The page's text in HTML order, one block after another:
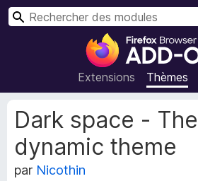
M
o
d
u
l
e
s
Extensions Thèmes
R
Dark space -
dynamic theme
par Nicothin
M
é
t
a
d